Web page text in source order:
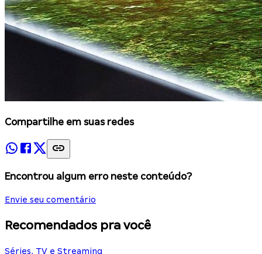
Compartilhe em suas redes
Encontrou algum erro neste conteúdo?
Envie seu comentário
Recomendados pra você
Séries, TV e Streaming